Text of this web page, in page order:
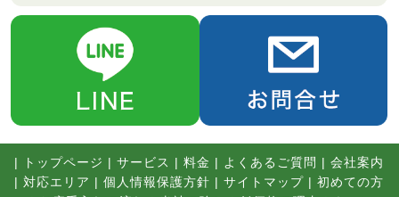
| トップページ | サービス | 料金 | よくあるご質問 | 会社案内
| 対応エリア | 個人情報保護方針 | サイトマップ | 初めての方